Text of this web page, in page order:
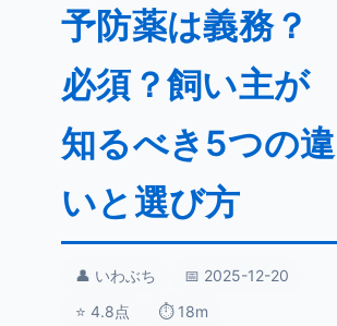
予防薬は義務？
必須？飼い主が
知るべき5つの違
いと選び方
👤 いわぶち
📅 2025-12-20
⭐ 4.8点
⏱️ 18m